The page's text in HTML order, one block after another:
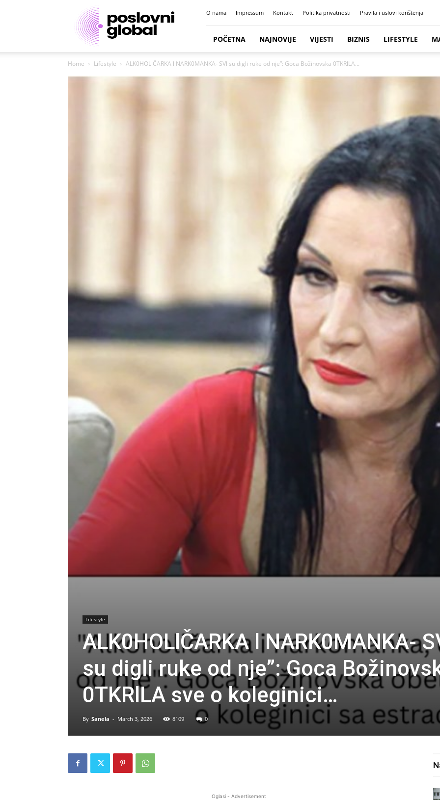
Poslovni
portal
O nama Impressum Kontakt Politika privatnosti Pravila i uslovi korištenja
POČETNA NAJNOVIJE VIJESTI BIZNIS LIFESTYLE
Home Lifestyle ALK0HOLlČARKA l NARK0MANKA- SVl su digli ruke od nje”: Goca Božinovska 0TKRlLA...
Lifestyle
ALK0HOLlČARKA l NARK0MANKA-
su digli ruke od nje”: Goca
0TKRlLA sve o koleginici…
By Sanela - March 3, 2026 8109 0
Oglasi - Advertisement